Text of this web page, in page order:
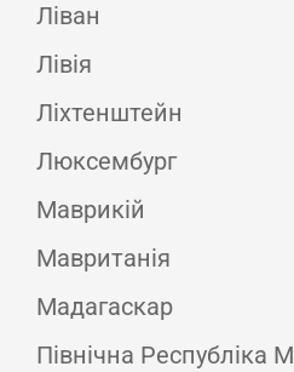
Ліван
Лівія
Ліхтенштейн
Люксембург
Маврикій
Мавританія
Мадагаскар
Північна Республіка